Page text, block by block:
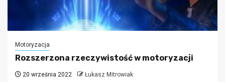
Motoryzacja
Rozszerzona rzeczywistość w motoryzacji
20 września 2022 Łukasz Mitrowiak